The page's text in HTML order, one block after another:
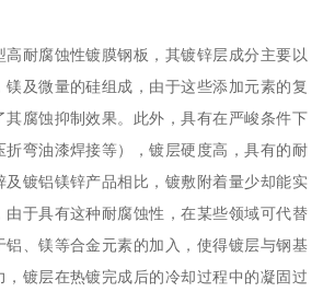
耐腐蚀性镀膜钢板，其镀锌层成分主要以
及微量的硅组成，由于这些添加元素的复
其腐蚀抑制效果。此外，具有在严峻条件下
折弯油漆焊接等），镀层硬度高，具有的耐
镀铝镁锌产品相比，镀敷附着量少却能实
由于具有这种耐腐蚀性，在某些领域可代替
铝、镁等合金元素的加入，使得镀层与钢基
镀层在热镀完成后的冷却过程中的凝固过